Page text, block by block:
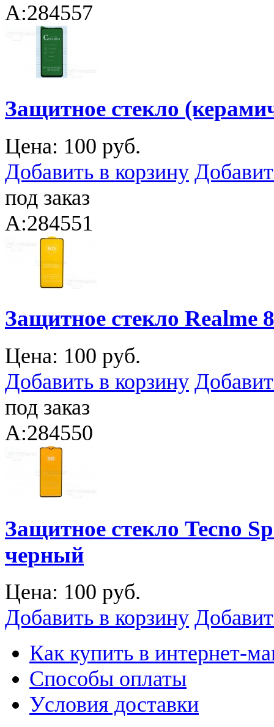
A:284557
Защитное стекло
Цена: 100 руб.
Добавить в корзину
под заказ
A:284551
Защитное стекло Realme
Цена: 100 руб.
Добавить в корзину
под заказ
A:284550
Защитное стекло Tecno
черный
Цена: 100 руб.
Добавить в корзину
Как купить в интернет-
Способы оплаты
Уcловия доставки